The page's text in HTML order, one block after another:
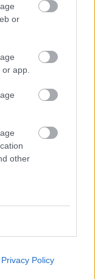
or
app.
other
Privacy Policy